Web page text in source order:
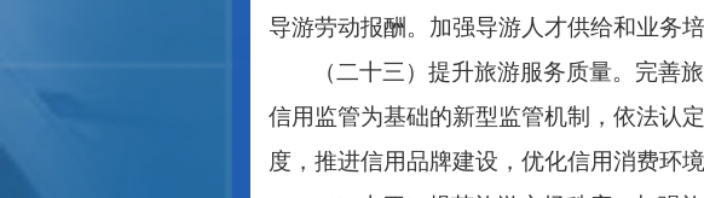
导游劳动报酬。加强导游人才供给和业务
（二十三）提升旅游服务质量。 完善
信用监管为基础的新型监管机制，依法认
度，推进信用品牌建设，优化信用消费环境